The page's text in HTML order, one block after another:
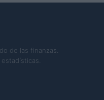
de las finanzas.